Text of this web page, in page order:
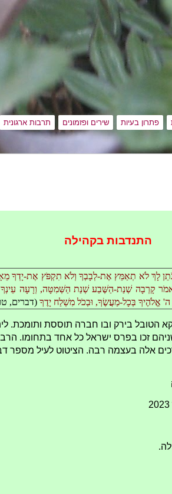
פתרון בעיות שירים ופזמונים תרבות ארגונית
התנדבות בקהילה
לָךְ לֹא תְאַמֵּץ אֶת-לְבָבְךָ וְלֹא תִקְפֹּץ אֶת-יָדְךָ
קָרְבָה שְׁנַת-הַשֶּׁבַע שְׁנַת הַשְּׁמִטָּה, וְרָעָה עֵינְךָ
ה' אֱלֹהֶיךָ בְּכָל-מַעֲשֶׂךָ, וּבְכֹל מִשְׁלַח יָדֶךָ (דברים,
הטובל בירק ובו חברה תוססת ותומכת.
זכו בפרס ישראל כל אחד בתחומו. הרב
אלה בעצמה רבה. הציטוט לעיל מספר